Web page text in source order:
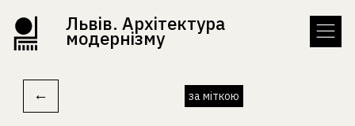
Львів. Архітектура
модернізму
← за міткою